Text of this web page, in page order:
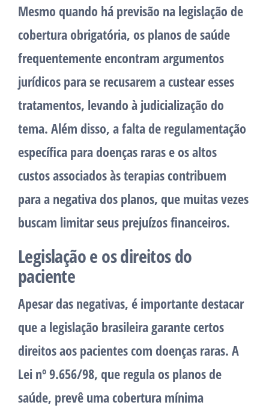
Mesmo quando há previsão na legislação de
cobertura obrigatória, os planos de saúde
frequentemente encontram argumentos
jurídicos para se recusarem a custear esses
tratamentos, levando à judicialização do
tema. Além disso, a falta de regulamentação
específica para doenças raras e os altos
custos associados às terapias contribuem
para a negativa dos planos, que muitas vezes
buscam limitar seus prejuízos financeiros.
Legislação e os direitos do
paciente
Apesar das negativas, é importante destacar
que a legislação brasileira garante certos
direitos aos pacientes com doenças raras. A
Lei nº 9.656/98, que regula os planos de
saúde, prevê uma cobertura mínima